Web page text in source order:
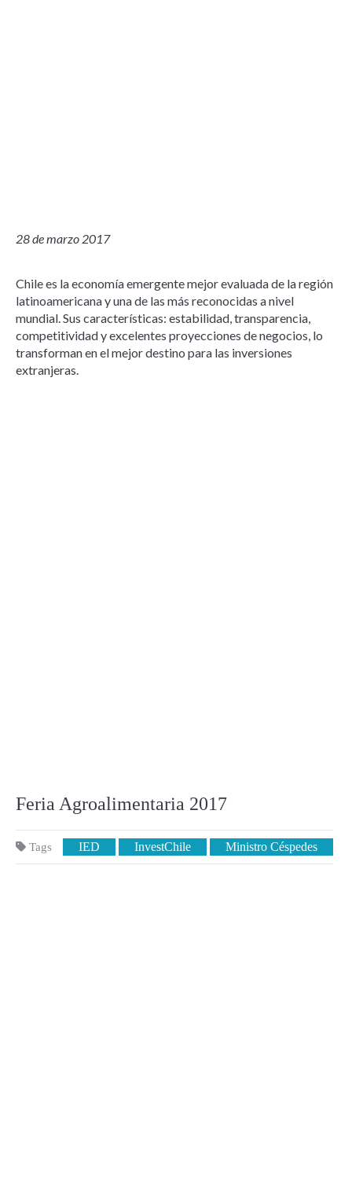
28 de marzo 2017
Chile es la economía emergente mejor evaluada de la región
latinoamericana y una de las más reconocidas a nivel
mundial. Sus características: estabilidad, transparencia,
competitividad y excelentes proyecciones de negocios, lo
transforman en el mejor destino para las inversiones
extranjeras.
Feria Agroalimentaria 2017
Tags IED InvestChile Ministro Céspedes